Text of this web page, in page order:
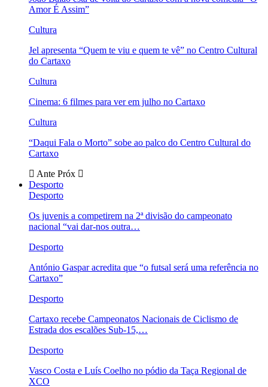
Amor É Assim”
Cultura
Jel apresenta “Quem te viu e quem te vê” no Centro Cultural
do Cartaxo
Cultura
Cinema: 6 filmes para ver em julho no Cartaxo
Cultura
“Daqui Fala o Morto” sobe ao palco do Centro Cultural do
Cartaxo
Ante Próx
Desporto
Desporto
Os juvenis a competirem na 2ª divisão do campeonato
nacional “vai dar-nos outra…
Desporto
António Gaspar acredita que “o futsal será uma referência no
Cartaxo”
Desporto
Cartaxo recebe Campeonatos Nacionais de Ciclismo de
Estrada dos escalões Sub-15,…
Desporto
Vasco Costa e Luís Coelho no pódio da Taça Regional de
XCO